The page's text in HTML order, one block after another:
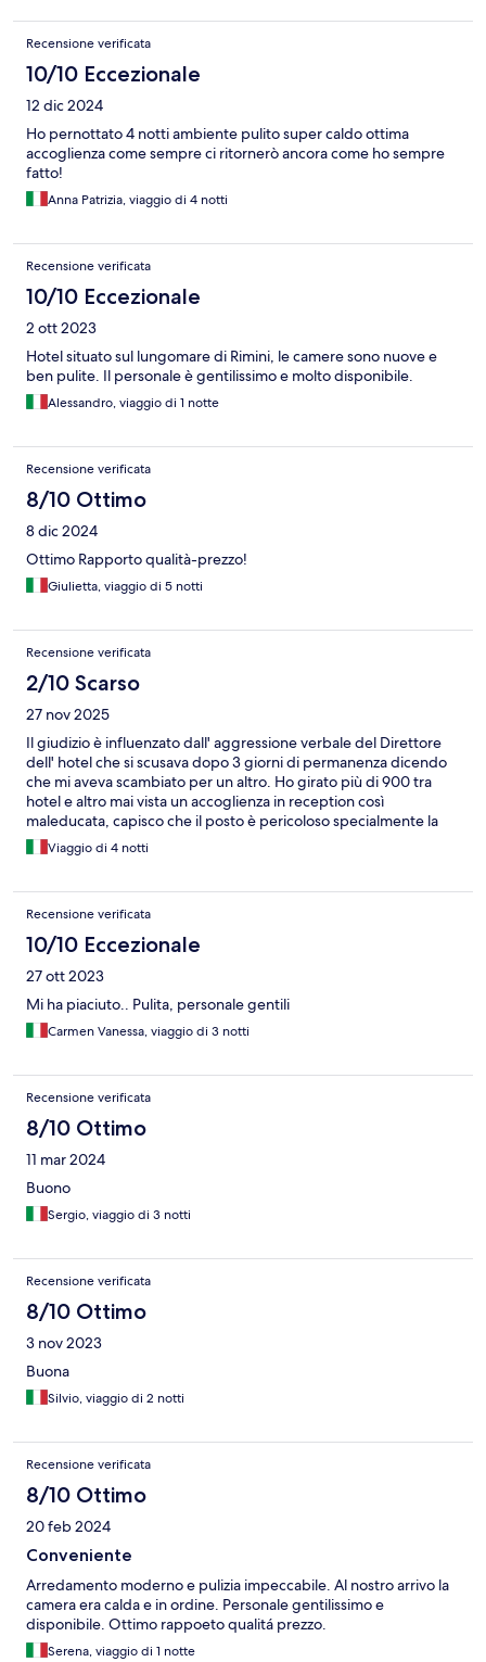
Recensione verificata
10/10 Eccezionale
12 dic 2024
Ho pernottato 4 notti ambiente pulito super caldo ottima
accoglienza come sempre ci ritornerò ancora come ho sempre
fatto!
Anna Patrizia, viaggio di 4 notti
Recensione verificata
10/10 Eccezionale
2 ott 2023
Hotel situato sul lungomare di Rimini, le camere sono nuove e
ben pulite. Il personale è gentilissimo e molto disponibile.
Alessandro, viaggio di 1 notte
Recensione verificata
8/10 Ottimo
8 dic 2024
Ottimo Rapporto qualità-prezzo!
Giulietta, viaggio di 5 notti
Recensione verificata
2/10 Scarso
27 nov 2025
Il giudizio è influenzato dall' aggressione verbale del Direttore
dell' hotel che si scusava dopo 3 giorni di permanenza dicendo
che mi aveva scambiato per un altro. Ho girato più di 900 tra
hotel e altro mai vista un accoglienza in reception così
maleducata, capisco che il posto è pericoloso specialmente la
sera ma se si riceve il turista così forse si è sbagliato mestiere.
Consiglierei un mese di riposo al Direttore.
Viaggio di 4 notti
Recensione verificata
10/10 Eccezionale
27 ott 2023
Mi ha piaciuto.. Pulita, personale gentili
Carmen Vanessa, viaggio di 3 notti
Recensione verificata
8/10 Ottimo
11 mar 2024
Buono
Sergio, viaggio di 3 notti
Recensione verificata
8/10 Ottimo
3 nov 2023
Buona
Silvio, viaggio di 2 notti
Recensione verificata
8/10 Ottimo
20 feb 2024
Conveniente
Arredamento moderno e pulizia impeccabile. Al nostro arrivo la
camera era calda e in ordine. Personale gentilissimo e
disponibile. Ottimo rappoeto qualitá prezzo.
Serena, viaggio di 1 notte